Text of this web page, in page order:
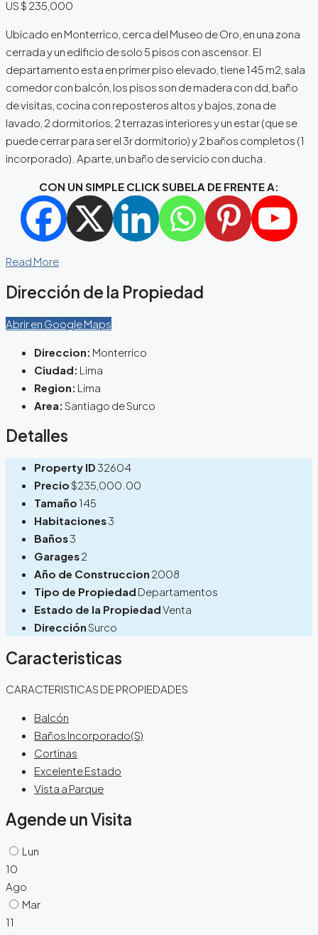
US $ 235,000
Ubicado en Monterrico, cerca del Museo de Oro, en una zona
cerrada y un edificio de solo 5 pisos con ascensor. El
departamento esta en primer piso elevado, tiene 145 m2, sala
comedor con balcón, los pisos son de madera con dd, baño
de visitas, cocina con reposteros altos y bajos, zona de
lavado, 2 dormitorios, 2 terrazas interiores y un estar (que se
puede cerrar para ser el 3r dormitorio) y 2 baños completos (1
incorporado). Aparte, un baño de servicio con ducha.
CON UN SIMPLE CLICK SUBELA DE FRENTE A:
Read More
Dirección de la Propiedad
Abrir en Google Maps
Direccion: Monterrico
Ciudad: Lima
Region: Lima
Area: Santiago de Surco
Detalles
Property ID32604
Precio$235,000.00
Tamaño 145
Habitaciones3
Baños3
Garages2
Año de Construccion 2008
Tipo de Propiedad Departamentos
Estado de la PropiedadVenta
DirecciónSurco
Caracteristicas
CARACTERISTICAS DE PROPIEDADES
Balcón
Baños Incorporado(S)
Cortinas
Excelente Estado
Vista a Parque
Agende un Visita
Lun
10
Ago
Mar
11